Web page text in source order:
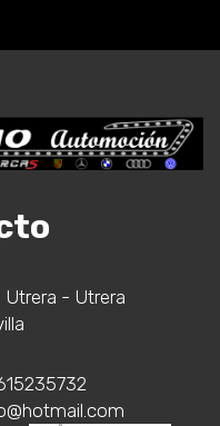
Utrera - Utrera